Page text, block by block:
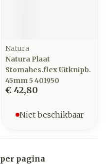
Natura
Natura Plaat
Stomahes.flex Uitknipb.
45mm 5 401950
€ 42,80
Niet beschikbaar
per pagina